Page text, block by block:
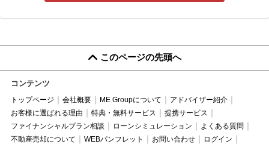
このページの先頭へ
コンテンツ
トップページ 会社概要 ME Groupについて
アドバイザー紹介
お客様に選ばれる理由
特典・無料サービス
提携サービス
ファイナンシャルプラン相談
ローンシミュレーション
よくある質問
不動産売却について
WEBパンフレット お問い合わせ
ログイン